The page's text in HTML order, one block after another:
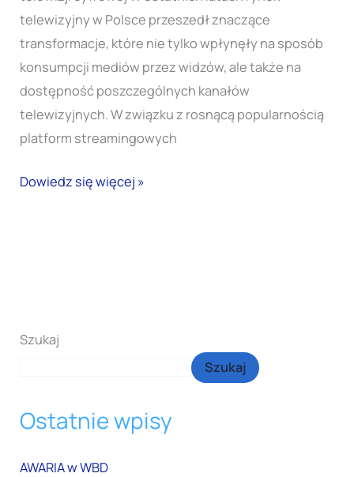
telewizyjny w Polsce przeszedł znaczące
transformacje, które nie tylko wpłynęły na sposób
konsumpcji mediów przez widzów, ale także na
dostępność poszczególnych kanałów
telewizyjnych. W związku z rosnącą popularnością
platform streamingowych
Dowiedz się więcej »
Szukaj
Szukaj
Ostatnie wpisy
AWARIA w WBD